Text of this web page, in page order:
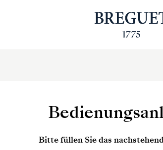
Bitte füllen Sie das